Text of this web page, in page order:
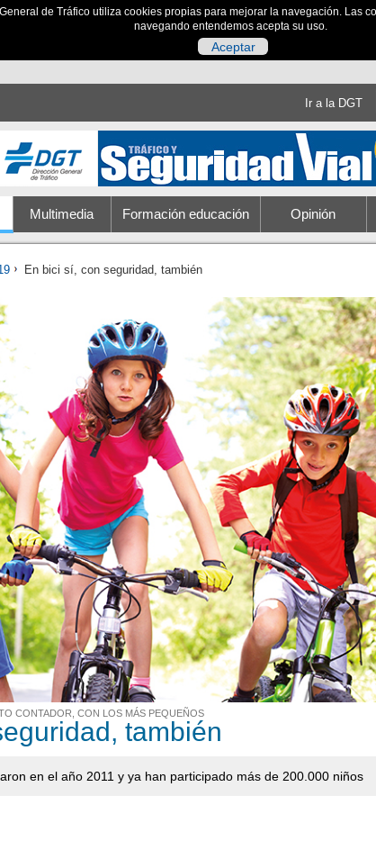
de Tráfico utiliza cookies propias para mejorar la navegación.
navegando entendemos acepta su uso.
Aceptar
Ir a la DGT
Multimedia Formación educación Opinión
En bici sí, con seguridad, también
CONTADOR, CON LOS MÁS PEQUEÑOS
también
en el año 2011 y ya han participado más de 200.000 niños